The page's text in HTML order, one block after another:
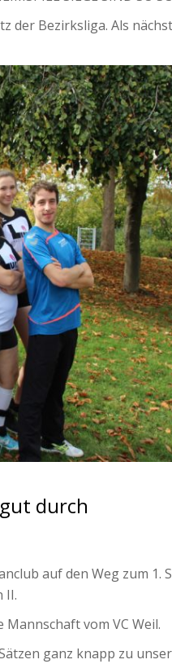
Bezirksliga. Als
durch
auf den Weg zum 1.
II.
vom VC Weil.
ganz knapp zu